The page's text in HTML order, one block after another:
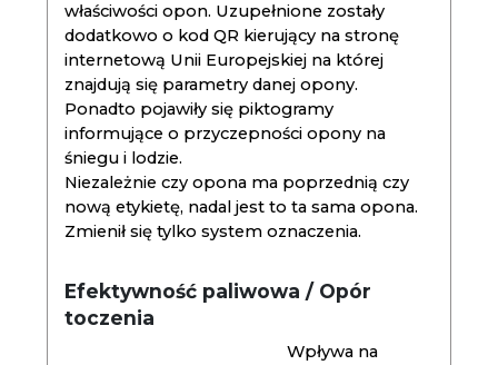
właściwości opon. Uzupełnione zostały
dodatkowo o kod QR kierujący na stronę
internetową Unii Europejskiej na której
znajdują się parametry danej opony.
Ponadto pojawiły się piktogramy
informujące o przyczepności opony na
śniegu i lodzie.
Niezależnie czy opona ma poprzednią czy
nową etykietę, nadal jest to ta sama opona.
Zmienił się tylko system oznaczenia.
Efektywność paliwowa / Opór
toczenia
Wpływa na